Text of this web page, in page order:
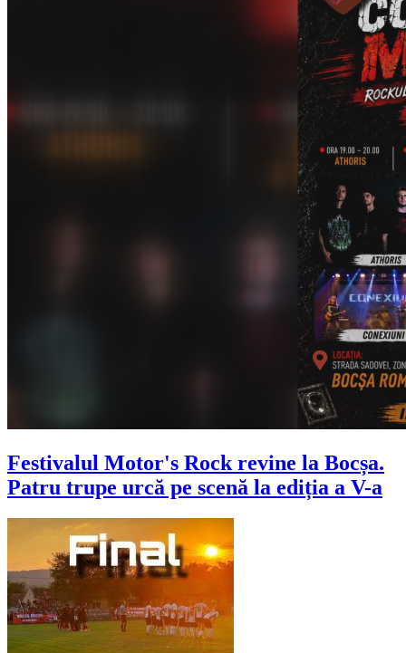
Festivalul Motor's Rock revine la Bocșa.
Patru trupe urcă pe scenă la ediția a V-a